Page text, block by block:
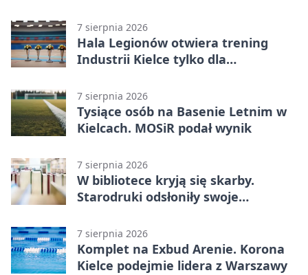
7 sierpnia 2026
Hala Legionów otwiera trening
Industrii Kielce tylko dla
7 sierpnia 2026
Tysiące osób na Basenie Letnim w
Kielcach. MOSiR podał wynik
7 sierpnia 2026
W bibliotece kryją się skarby.
Starodruki odsłoniły swoje
7 sierpnia 2026
Komplet na Exbud Arenie. Korona
Kielce podejmie lidera z Warszawy